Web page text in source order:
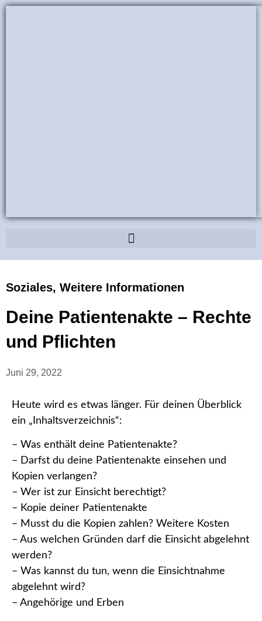
Soziales, Weitere Informationen
Deine Patientenakte – Rechte
und Pflichten
Juni 29, 2022
Heute wird es etwas länger. Für deinen Überblick
ein „Inhaltsverzeichnis“:
– Was enthält deine Patientenakte?
– Darfst du deine Patientenakte einsehen und
Kopien verlangen?
– Wer ist zur Einsicht berechtigt?
– Kopie deiner Patientenakte
– Musst du die Kopien zahlen? Weitere Kosten
– Aus welchen Gründen darf die Einsicht abgelehnt
werden?
– Was kannst du tun, wenn die Einsichtnahme
abgelehnt wird?
– Angehörige und Erben